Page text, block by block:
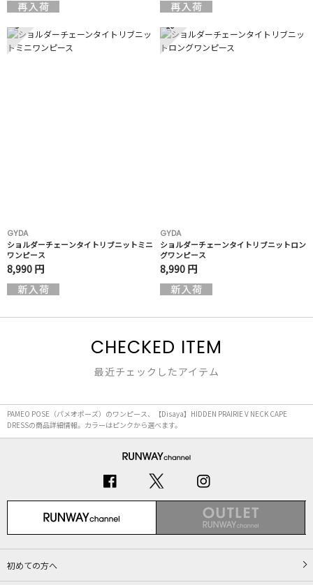
9
GYDA
ショルダーチェーンタイトリブニットミニ
ワンピース
8,990 円
10
GYDA
ショルダーチェーンタイトリブニットロン
グワンピース
8,990 円
CHECKED ITEM
最近チェックしたアイテム
PAMEO POSE（パメオポーズ）のワンピース、【Disaya】HIDDEN PRAIRIE V NECK CAPE
DRESSの商品詳細情報。カラーはピンクから選べます。
初めての方へ